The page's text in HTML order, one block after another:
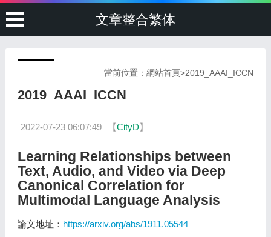
文章整合繁体
當前位置：網站首頁>2019_AAAI_ICCN
2019_AAAI_ICCN
2022-07-23 06:07:49 【CityD】
Learning Relationships between
Text, Audio, and Video via Deep
Canonical Correlation for
Multimodal Language Analysis
論文地址： https://arxiv.org/abs/1911.05544